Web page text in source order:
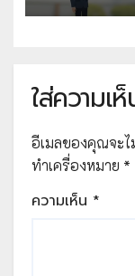
ใส่ความเ
อีเมลของคุณจะ
ทำเครื่องหมาย *
ความเห็น *